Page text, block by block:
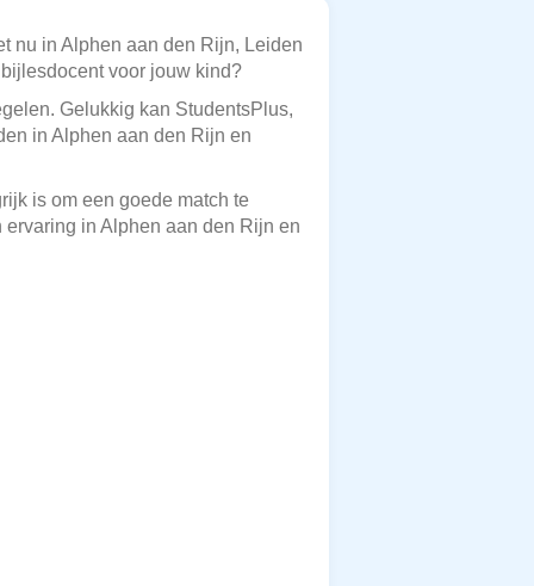
nu in Alphen aan den Rijn, Leiden
voor jouw kind?
Gelukkig kan StudentsPlus,
in Alphen aan den Rijn en
is om een goede match te
in Alphen aan den Rijn en